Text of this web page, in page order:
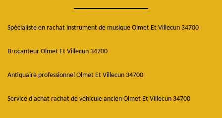
Spécialiste en rachat instrument de musique Olmet Et Villecun 34700
Brocanteur Olmet Et Villecun 34700
Antiquaire professionnel Olmet Et Villecun 34700
Service d'achat rachat de véhicule ancien Olmet Et Villecun 34700